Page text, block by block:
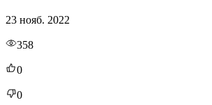
23 нояб. 2022
358
0
0